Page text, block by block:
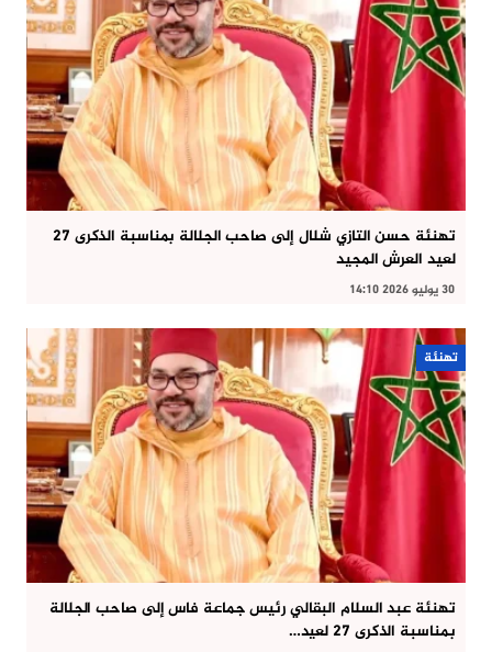
تهنئة حسن التازي شلال إلى صاحب الجلالة بمناسبة الذكرى 27
لعيد العرش المجيد
30 يوليو 2026 14:10
تهنئة
تهنئة عبد السلام البقالي رئيس جماعة فاس إلى صاحب الجلالة
بمناسبة الذكرى 27 لعيد…